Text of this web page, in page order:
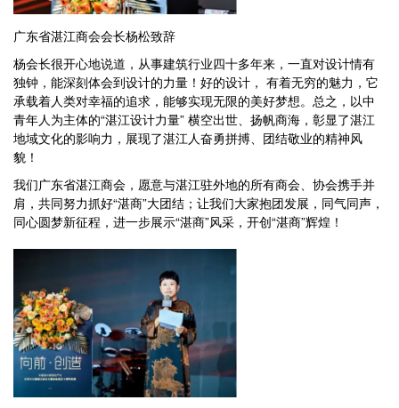
广东省湛江商会会长杨松致辞
杨会长很开心地说道，从事建筑行业四十多年来，一直对设计情有
独钟，能深刻体会到设计的力量！好的设计， 有着无穷的魅力，它
承载着人类对幸福的追求，能够实现无限的美好梦想。总之，以中
青年人为主体的“湛江设计力量” 横空出世、扬帆商海，彰显了湛江
地域文化的影响力，展现了湛江人奋勇拼搏、团结敬业的精神风
貌！
我们广东省湛江商会，愿意与湛江驻外地的所有商会、协会携手并
肩，共同努力抓好“湛商”大团结；让我们大家抱团发展，同气同声，
同心圆梦新征程，进一步展示“湛商”风采，开创“湛商”辉煌！